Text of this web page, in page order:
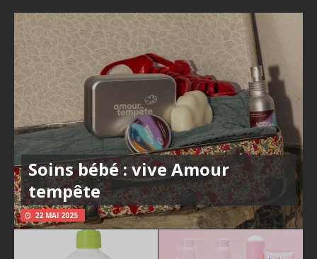
Soins bébé : vive Amour
tempête
22 MAI 2025